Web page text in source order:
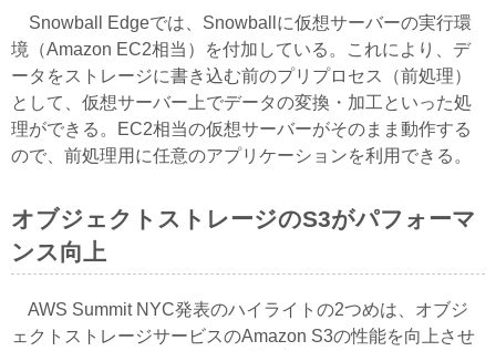
Snowball Edgeでは、Snowballに仮想サーバーの実行環
境（Amazon EC2相当）を付加している。これにより、デ
ータをストレージに書き込む前のプリプロセス（前処理）
として、仮想サーバー上でデータの変換・加工といった処
理ができる。EC2相当の仮想サーバーがそのまま動作する
ので、前処理用に任意のアプリケーションを利用できる。
オブジェクトストレージのS3がパフォーマ
ンス向上
AWS Summit NYC発表のハイライトの2つめは、オブジ
ェクトストレージサービスのAmazon S3の性能を向上させ